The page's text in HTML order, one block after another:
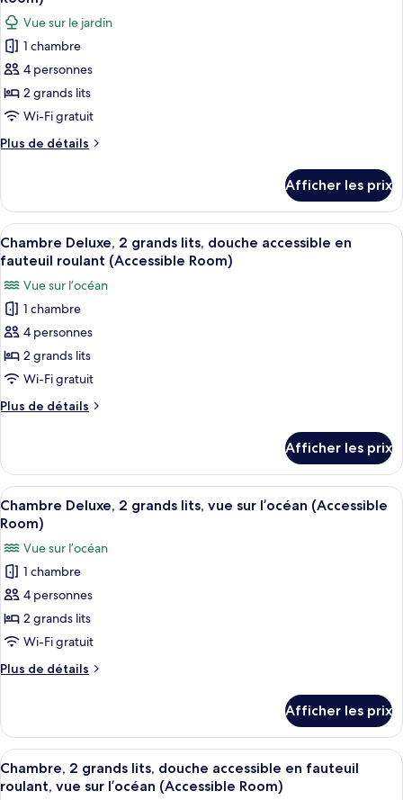
canapé-
lit,
douche
accessible
en
fauteuil
Room)
et
canapé-
lit,
douche
en
fauteuil
roulant
les
photos
pour
ce
type
de
chambre :
Chambre
2
grands
lits,
vue
sur
le
jardin
(Accessible
Room)
Vue sur le jardin
1 chambre
4 personnes
2 grands lits
Wi-Fi gratuit
Plus de détails
Plus
Chambre
Deluxe,
2
grands
vue
sur
le
jardin
(Accessible
Afficher les prix
Afficher
toutes
photos
pour
ce
type
de
chambre :
Chambre
2
grands
lits,
douche
accessible
en
fauteuil
roulant
(Accessible
Room)
Une chambre d’hôtel avec un
3
Chambre Deluxe, 2 grands lits, douche accessible en
fauteuil roulant (Accessible Room)
Vue sur l’océan
1 chambre
4 personnes
2 grands lits
Wi-Fi gratuit
Plus de détails
Plus
Chambre
Deluxe,
2
grands
douche
accessible
en
fauteuil
roulant
Room)
Afficher les prix
Afficher
toutes
photos
pour
ce
type
de
chambre :
Chambre
2
grands
lits,
vue
Une chambre d’hôtel avec un
3
Chambre Deluxe, 2 grands lits, vue sur l’océan (Accessible
Room)
Vue sur l’océan
1 chambre
4 personnes
2 grands lits
Wi-Fi gratuit
Plus de détails
Plus
Chambre
Deluxe,
2
grands
Afficher les prix
Afficher
toutes
Une chambre d’hôtel avec deux
3
Chambre, 2 grands lits, douche accessible en fauteuil
roulant, vue sur l’océan (Accessible Room)